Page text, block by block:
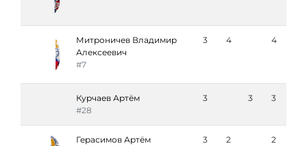
Митроничев Владимир
Алексеевич
#7
3 4 4
Курчаев Артём
#28
3 3 3
Герасимов Артём
3 2 2